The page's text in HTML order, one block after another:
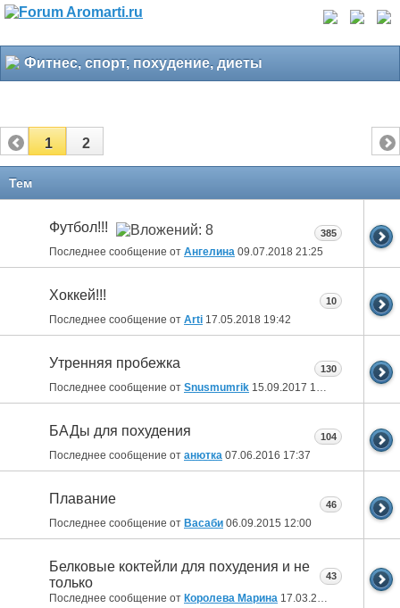
Фитнес, спорт, похудение, диеты
1 2
Тем
Футбол!!!
Последнее сообщение от Ангелина 09.07.2018 21:25
385
Хоккей!!!
Последнее сообщение от Arti 17.05.2018 19:42
10
Утренняя пробежка
Последнее сообщение от Snusmumrik 15.09.2017 10:17
130
БАДы для похудения
Последнее сообщение от анютка 07.06.2016 17:37
104
Плавание
Последнее сообщение от Васаби 06.09.2015 12:00
46
Белковые коктейли для похудения и не
только
Последнее сообщение от Королева Марина 17.03.2015
43